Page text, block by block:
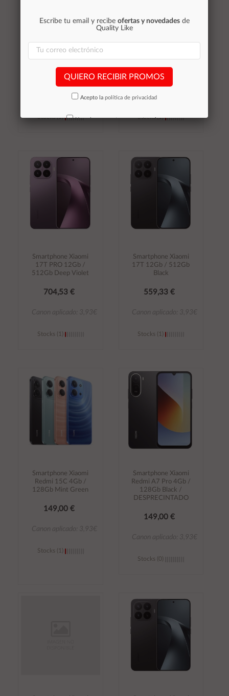
17T PRO 12Gb /
704,53 €
Canon aplicado: 3,93€
Stocks (1)
carrito
651,28 €
Canon aplicado: 3,93€
Stocks (1)
carrito
Smartphone Xiaomi
17T PRO 12Gb /
512Gb Deep Violet
704,53 €
Canon aplicado: 3,93€
Stocks (1)
carrito
Smartphone Xiaomi
17T 12Gb / 512Gb
Black
559,33 €
Canon aplicado: 3,93€
Stocks (1)
carrito
Smartphone Xiaomi
Redmi 15C 4Gb /
128Gb Mint Green
149,00 €
Canon aplicado: 3,93€
Stocks (1)
Smartphone Xiaomi
Redmi A7 Pro 4Gb /
128Gb Black /
DESPRECINTADO
149,00 €
Canon aplicado: 3,93€
Stocks (0)
carrito
Escribe tu email y recibe ofertas y novedadesde
Quality Like
QUIERO RECIBIR PROMOS
Acepto la política de privacidad
No volver a mostrar mas este aviso